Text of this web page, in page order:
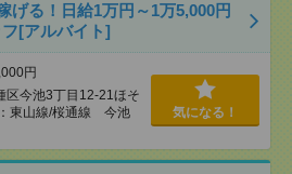
げる！日給1万円～1万5,000円
[アルバイト]
円
区今池3丁目12-21ほそ
東山線/桜通線 今池
気になる！